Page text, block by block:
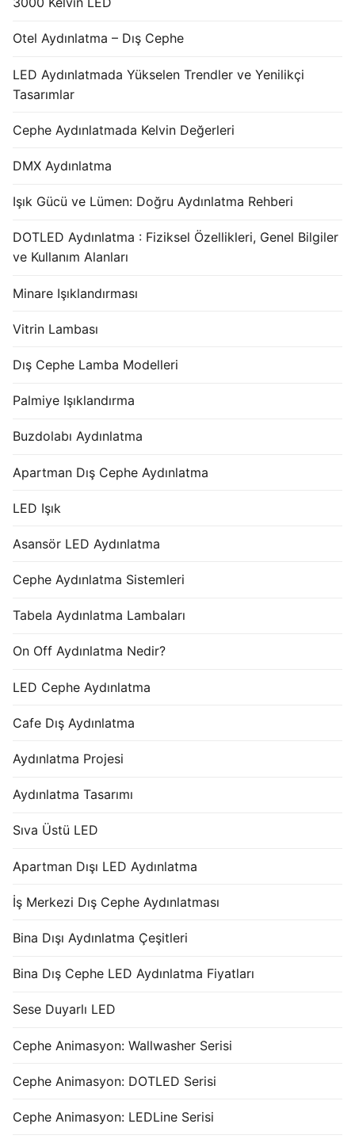
Otel Aydınlatma – Dış Cephe
LED Aydınlatmada Yükselen Trendler ve Yenilikçi
Tasarımlar
Cephe Aydınlatmada Kelvin Değerleri
DMX Aydınlatma
Işık Gücü ve Lümen: Doğru Aydınlatma Rehberi
DOTLED Aydınlatma : Fiziksel Özellikleri, Genel Bilgiler
ve Kullanım Alanları
Minare Işıklandırması
Vitrin Lambası
Dış Cephe Lamba Modelleri
Palmiye Işıklandırma
Buzdolabı Aydınlatma
Apartman Dış Cephe Aydınlatma
LED Işık
Asansör LED Aydınlatma
Cephe Aydınlatma Sistemleri
Tabela Aydınlatma Lambaları
On Off Aydınlatma Nedir?
LED Cephe Aydınlatma
Cafe Dış Aydınlatma
Aydınlatma Projesi
Aydınlatma Tasarımı
Sıva Üstü LED
Apartman Dışı LED Aydınlatma
İş Merkezi Dış Cephe Aydınlatması
Bina Dışı Aydınlatma Çeşitleri
Bina Dış Cephe LED Aydınlatma Fiyatları
Sese Duyarlı LED
Cephe Animasyon: Wallwasher Serisi
Cephe Animasyon: DOTLED Serisi
Cephe Animasyon: LEDLine Serisi